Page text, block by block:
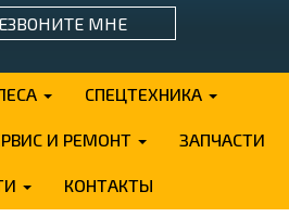
МНЕ
СПЕЦТЕХНИКА
И РЕМОНТ ЗАПЧАСТИ
КОНТАКТЫ